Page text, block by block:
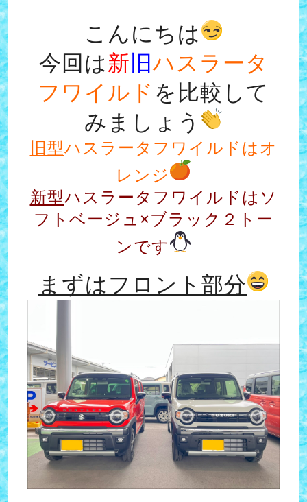
こんにちは
今回は新 旧ハスラータ
フワイルド を比較して
みましょう
旧型ハスラータフワイルドはオ
レンジ
新型ハスラータフワイルドはソ
フトベージュ×ブラック２トー
ンです
まずはフロント部分